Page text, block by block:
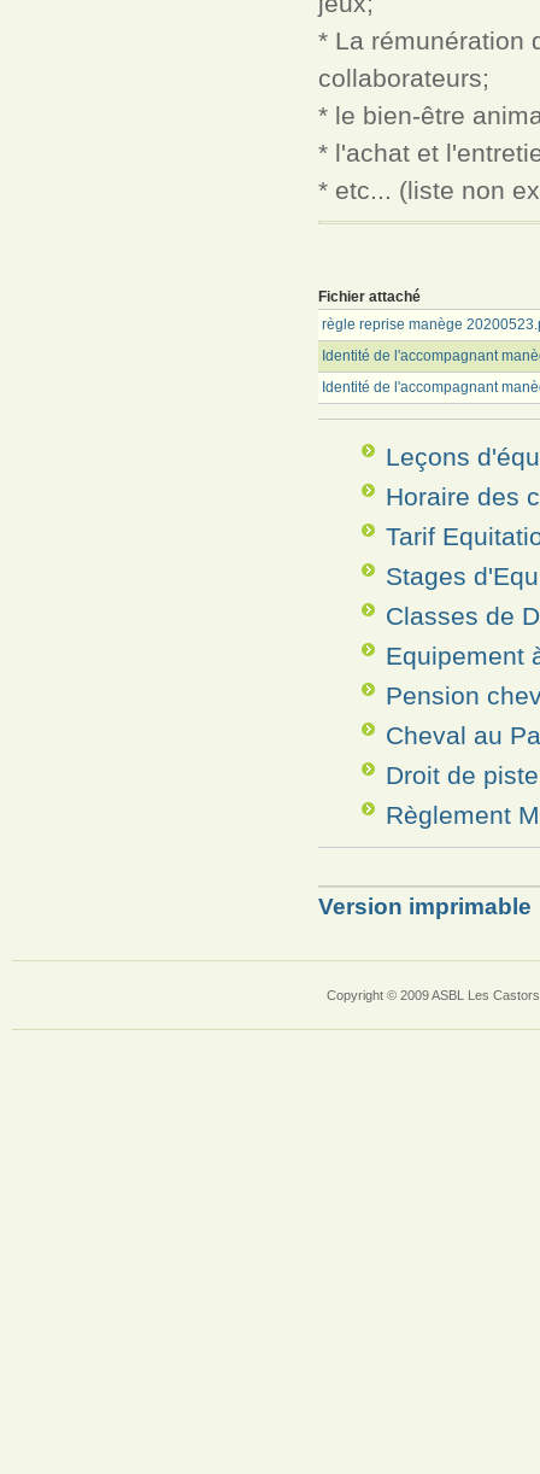
* La rémunération
collaborateurs;
* le bien-être
* l'achat et
* etc... (liste non
Fichier attaché
règle reprise manège
Identité de l'accompagnant
Identité de l'accompagnant
Leçons
Horaire des
Tarif
Stages
Classes de
Equipement
Pension
Cheval au
Droit de
Règlement
Version imprimable
Copyright © 2009 ASBL Les